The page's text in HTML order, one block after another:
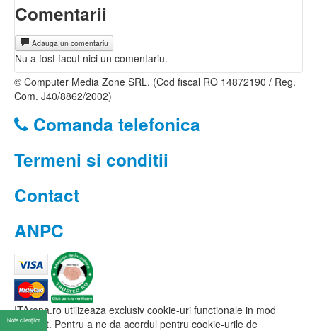
Comentarii
Adauga un comentariu
Nu a fost facut nici un comentariu.
© Computer Media Zone SRL. (Cod fiscal RO 14872190 / Reg.
Com. J40/8862/2002)
Comanda telefonica
Termeni si conditii
Contact
ANPC
ITArena.ro utilizeaza exclusiv cookie-uri functionale in mod
obisnuit. Pentru a ne da acordul pentru cookie-urile de
Nota clienților